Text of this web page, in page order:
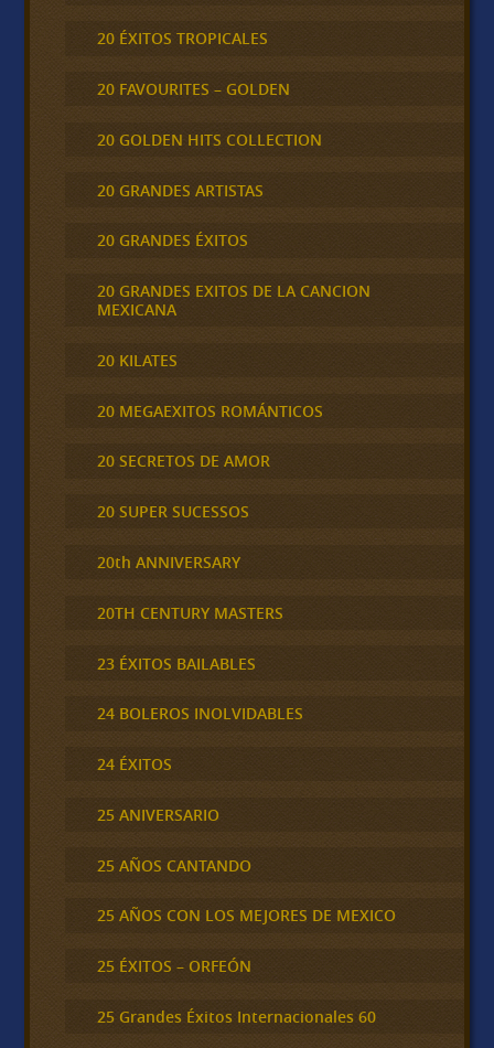
20 ÉXITOS TROPICALES
20 FAVOURITES – GOLDEN
20 GOLDEN HITS COLLECTION
20 GRANDES ARTISTAS
20 GRANDES ÉXITOS
20 GRANDES EXITOS DE LA CANCION
MEXICANA
20 KILATES
20 MEGAEXITOS ROMÁNTICOS
20 SECRETOS DE AMOR
20 SUPER SUCESSOS
20th ANNIVERSARY
20TH CENTURY MASTERS
23 ÉXITOS BAILABLES
24 BOLEROS INOLVIDABLES
24 ÉXITOS
25 ANIVERSARIO
25 AÑOS CANTANDO
25 AÑOS CON LOS MEJORES DE MEXICO
25 ÉXITOS – ORFEÓN
25 Grandes Éxitos Internacionales 60